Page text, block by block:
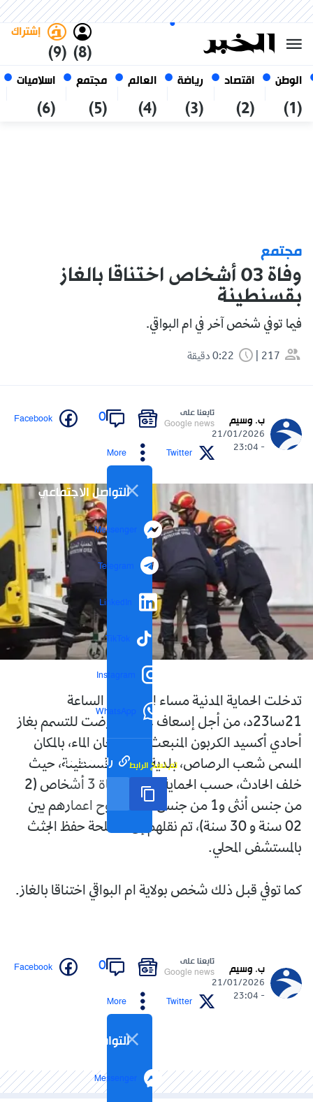
الوطن
(1)
اقتصاد
(2)
رياضة
(3)
العالم
(4)
مجتمع
(5)
اسلاميات
(6)
(8)
إشتراك
(9)
أغسطس 2026
الجزائر
مجتمع
وفاة 03 أشخاص اختناقا بالغاز
بقسنطينة
فيما توفي شخص آخر في ام البواقي.
217
ب. وسيم
21/01/2026
- 23:04
تابعنا على
Google news
0
Facebook
Twitter
More
التواصل الاجتماعي
Messenger
Telegram
LinkedIn
TikTok
Instagram
WhatsApp
رابط مختصر تم نسخ الرابط
تدخلت الحماية المدنية مساء اليوم على الساعة
21سا23د، من أجل إسعاف عائلة تعرضت للتسمم بغاز
أحادي أكسيد الكربون المنبعث من سخان الماء، بالمكان
المسمى شعب الرصاص، بلدية ودائرة قسنطينة، حيث
خلف الحادث، حسب الحماية المدنية، وفاة 3 أشخاص (2
من جنس أنثى و1 من جنس ذكر. تتراوح اعمارهم بين
02 سنة و 30 سنة)، تم نقلهم إلى مصلحة حفظ الجثث
بالمستشفى المحلي.
كما توفي قبل ذلك شخص بولاية ام البواقي اختناقا بالغاز.
ب. وسيم
21/01/2026
- 23:04
تابعنا على
Google news
0
Facebook
Twitter
More
التواصل الاجتماعي
Messenger